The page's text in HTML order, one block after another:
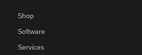
Shop
Software
Services